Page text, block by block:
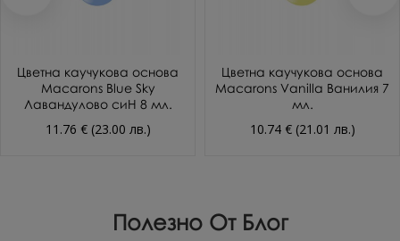
Цветна каучукова основа
Macarons Blue Sky
Лавандулово сиН 8 мл.
11.76 € (23.00 лв.)
Цветна каучукова основа
Macarons Vanilla Ванилия 7
мл.
10.74 € (21.01 лв.)
Полезно От Блог